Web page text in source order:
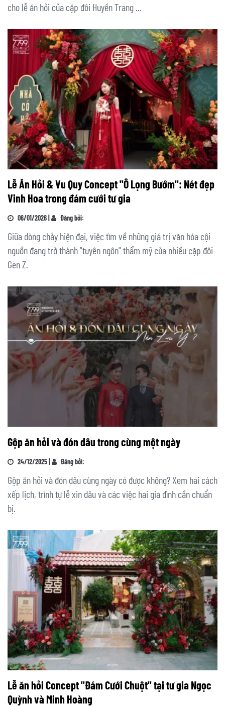
cho lễ ăn hỏi của cặp đôi Huyền Trang ...
Lễ Ăn Hỏi & Vu Quy Concept "Ô Lọng Bướm": Nét đẹp
Vinh Hoa trong đám cưới tư gia
06/01/2026 | Đăng bởi:
Giữa dòng chảy hiện đại, việc tìm về những giá trị văn hóa cội
nguồn đang trở thành "tuyên ngôn" thẩm mỹ của nhiều cặp đôi
Gen Z.
Gộp ăn hỏi và đón dâu trong cùng một ngày
24/12/2025 | Đăng bởi:
Gộp ăn hỏi và đón dâu cùng ngày có được không? Xem hai cách
xếp lịch, trình tự lễ xin dâu và các việc hai gia đình cần chuẩn
bị.
Lễ ăn hỏi Concept "Đám Cưới Chuột" tại tư gia Ngọc
Quỳnh và Minh Hoàng